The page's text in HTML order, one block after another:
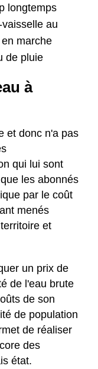
longtemps
au
marche
de pluie
à
et donc n'a pas
qui lui sont
les abonnés
par le coût
menés
et
un prix de
de l'eau brute
de son
de population
de réaliser
des
état.